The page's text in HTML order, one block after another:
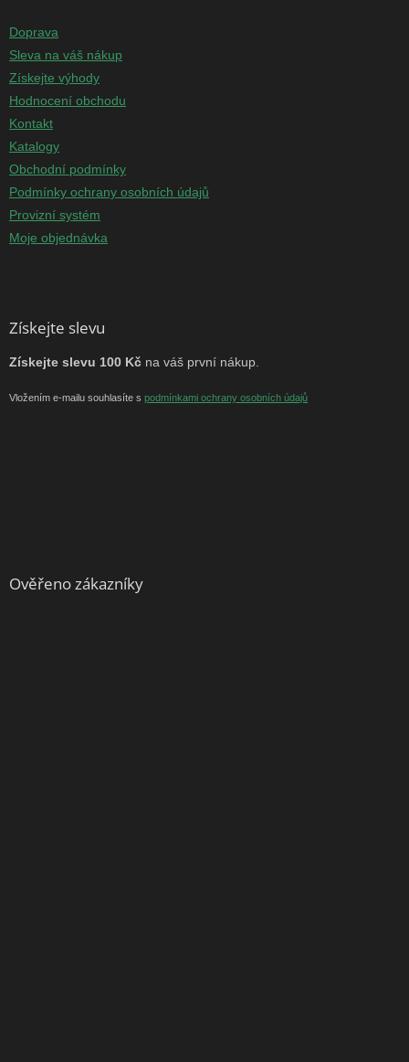
Doprava
Sleva na váš nákup
Získejte výhody
Hodnocení obchodu
Kontakt
Katalogy
Obchodní podmínky
Podmínky ochrany osobních údajů
Provizní systém
Moje objednávka
Získejte slevu
Získejte slevu 100 Kč na váš první nákup.
Vložením e-mailu souhlasíte s podmínkami ochrany osobních údajů
Ověřeno zákazníky